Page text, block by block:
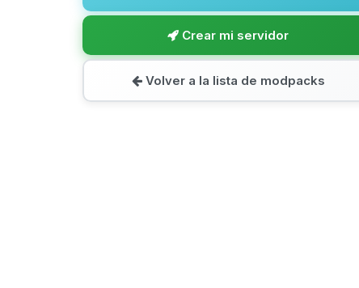
Crear mi servidor
Volver a la lista de modpacks